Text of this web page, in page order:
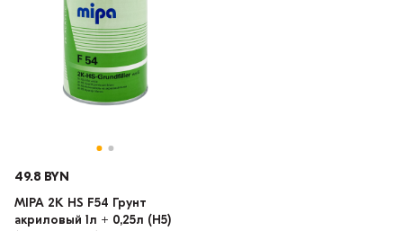
49.8 BYN
MIPA 2K HS F54 Грунт
акриловый 1л + 0,25л (H5)